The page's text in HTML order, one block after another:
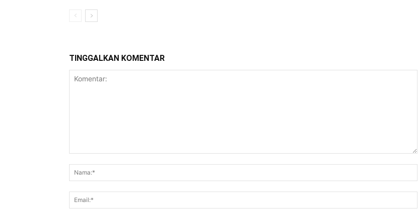
TINGGALKAN KOMENTAR